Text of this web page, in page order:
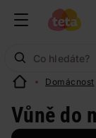
Domácnost
Vůně do